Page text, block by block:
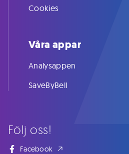
Följ oss!
Facebook
Cookies
Våra appar
Analysappen
SaveByBell